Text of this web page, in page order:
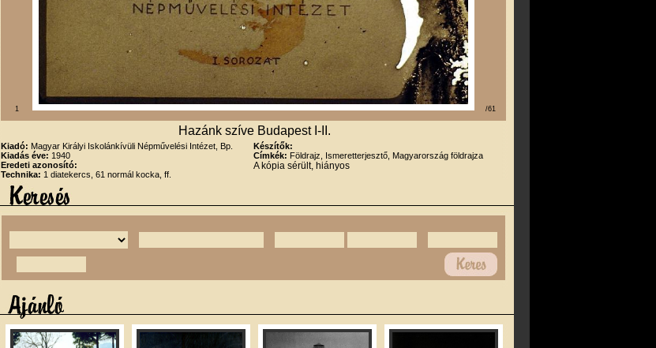
1 /61
Hazánk szíve Budapest I-II.
Kiadó: Magyar Királyi Iskolánkívüli Népművelési Intézet, Bp.
Kiadás éve: 1940
Eredeti azonosító:
Technika: 1 diatekercs, 61 normál kocka, ff.
Készítők:
Címkék: Földrajz, Ismeretterjesztő, Magyarország földrajza
A kópia sérült, hiányos